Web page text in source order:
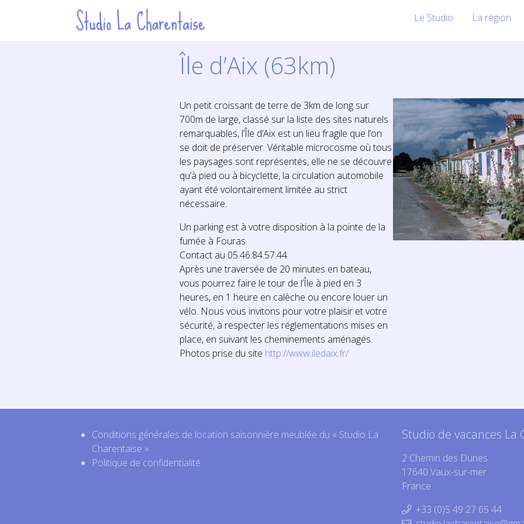
Le Studio La région
Île d’Aix (63km)
Un petit croissant de terre de 3km de long sur
700m de large, classé sur la liste des sites naturels
remarquables, l’Île d’Aix est un lieu fragile que l’on
se doit de préserver. Véritable microcosme où tous
les paysages sont représentés, elle ne se découvre
qu’à pied ou à bicyclette, la circulation automobile
ayant été volontairement limitée au strict
nécessaire.
Un parking est à votre disposition à la pointe de la
fumée à Fouras.
Contact au 05.46.84.57.44
Après une traversée de 20 minutes en bateau,
vous pourrez faire le tour de l’Île à pied en 3
heures, en 1 heure en calèche ou encore louer un
vélo. Nous vous invitons pour votre plaisir et votre
sécurité, à respecter les réglementations mises en
place, en suivant les cheminements aménagés.
Photos prise du site http://www.iledaix.fr/
Conditions générales de location saisonnière meublée du « Studio La
Charentaise »
Politique de confidentialité
Studio de vacances La
2 Chemin des Dunes
17640 Vaux-sur-mer
France
+33 (0)5 49 27 65 44